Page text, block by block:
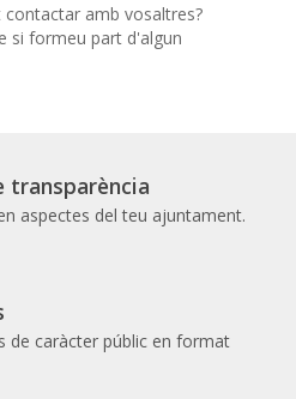
amb vosaltres?
si formeu part d'algun
transparència
aspectes del teu ajuntament.
de caràcter públic en format